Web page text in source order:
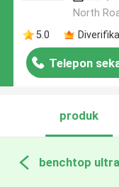
North
5.0
Telepon
produk